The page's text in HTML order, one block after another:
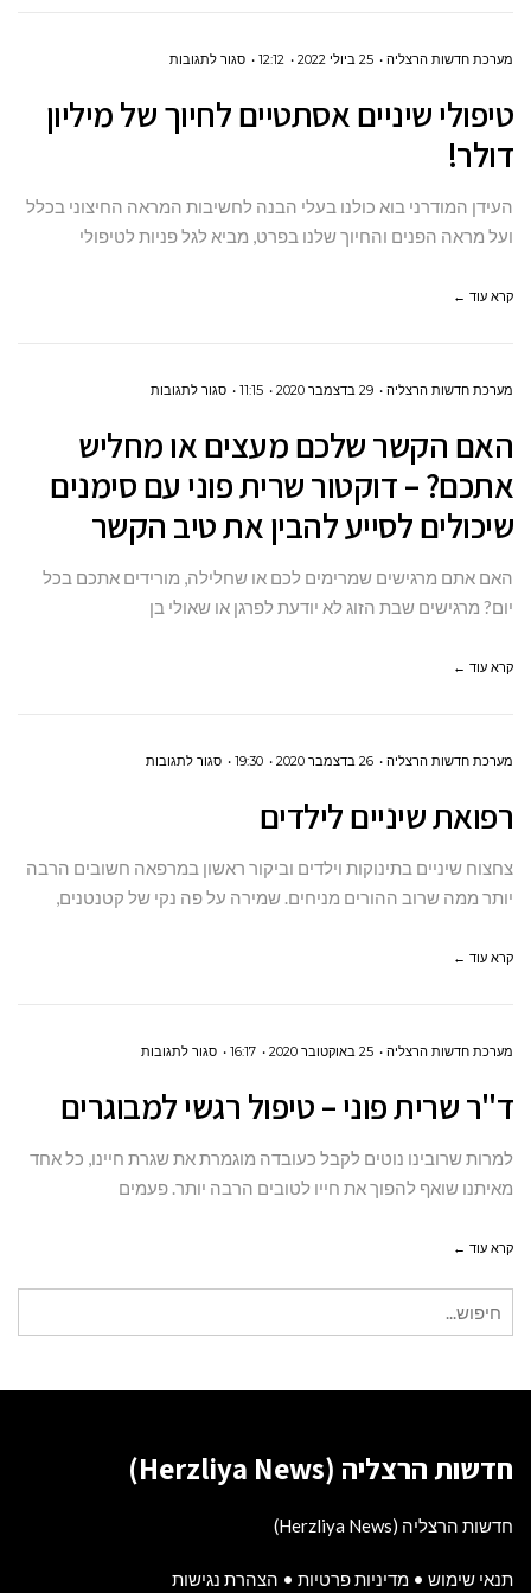
מערכת חדשות הרצליה 25 ביולי 2022 12:12 סגור לתגובותעל
שיניים
טיפולי שיניים אסתטיים לחיוך של מיליון
דולר!
העידן המודרני בוא כולנו בעלי הבנה לחשיבות המראה החיצוני בכלל
ועל מראה הפנים והחיוך שלנו בפרט, מביא לגל פניות לטיפולי
קרא עוד ←
מערכת חדשות הרצליה 29 בדצמבר 2020 11:15 סגור לתגובותעל
הקשר
שלכם
מעצים
מחליש
אתכם?
פוני
לסייע
האם הקשר שלכם מעצים או מחליש
אתכם? – דוקטור שרית פוני עם סימנים
שיכולים לסייע להבין את טיב הקשר
האם אתם מרגישים שמרימים לכם או שחלילה, מורידים אתכם בכל
יום? מרגישים שבת הזוג לא יודעת לפרגן או שאולי בן
קרא עוד ←
מערכת חדשות הרצליה 26 בדצמבר 2020 19:30 סגור לתגובותעל
רפואת שיניים לילדים
צחצוח שיניים בתינוקות וילדים וביקור ראשון במרפאה חשובים הרבה
יותר ממה שרוב ההורים מניחים. שמירה על פה נקי של קטנטנים,
קרא עוד ←
מערכת חדשות הרצליה 25 באוקטובר 2020 16:17 סגור לתגובותעל
שרית
–
ד"ר שרית פוני – טיפול רגשי למבוגרים
למרות שרובינו נוטים לקבל כעובדה מוגמרת את שגרת חיינו, כל אחד
מאיתנו שואף להפוך את חייו לטובים הרבה יותר. פעמים
קרא עוד ←
עבור:
חדשות הרצליה (Herzliya News)
חדשות הרצליה (Herzliya News)
תנאי שימוש • מדיניות פרטיות • הצהרת נגישות